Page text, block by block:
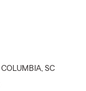
COLUMBIA, SC